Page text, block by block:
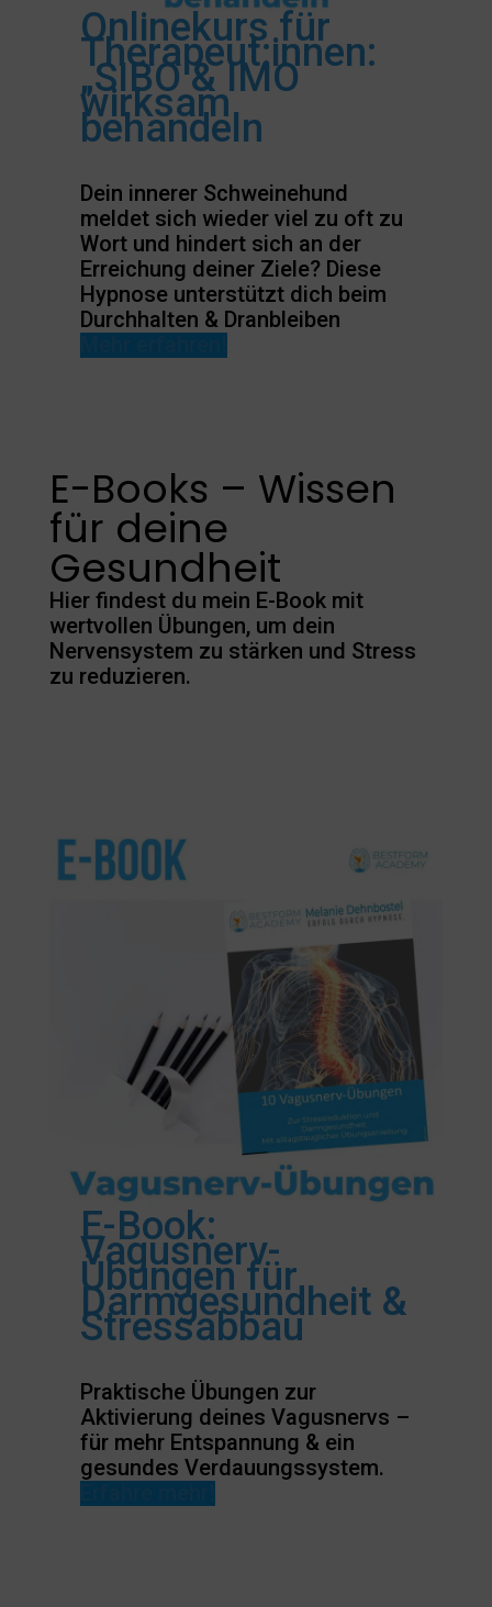
Onlinekurs für
Therapeut:innen:
„SIBO & IMO
wirksam
behandeln
Dein innerer Schweinehund
meldet sich wieder viel zu oft zu
Wort und hindert sich an der
Erreichung deiner Ziele? Diese
Hypnose unterstützt dich beim
Durchhalten & Dranbleiben
E-Books – Wissen
für deine
Gesundheit
Hier findest du mein E-Book mit
wertvollen Übungen, um dein
Nervensystem zu stärken und Stress
zu reduzieren.
E-Book:
Vagusnerv-
Übungen für
Darmgesundheit &
Stressabbau
Praktische Übungen zur
Aktivierung deines Vagusnervs –
für mehr Entspannung & ein
gesundes Verdauungssystem.